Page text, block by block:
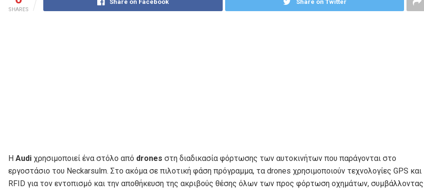
SHARES
Share on Facebook Share on Twitter
Η Audi χρησιμοποιεί ένα στόλο από drones στη διαδικασία φόρτωσης των αυτοκινήτων που παράγονται στο
εργοστάσιο του Neckarsulm. Στο ακόμα σε πιλοτική φάση πρόγραμμα, τα drones χρησιμοποιούν τεχνολογίες GPS και
RFID για τον εντοπισμό και την αποθήκευση της ακριβούς θέσης όλων των προς φόρτωση οχημάτων, συμβάλλοντας